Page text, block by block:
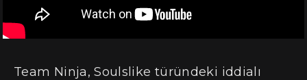
Team Ninja, Soulslike türündeki iddialı